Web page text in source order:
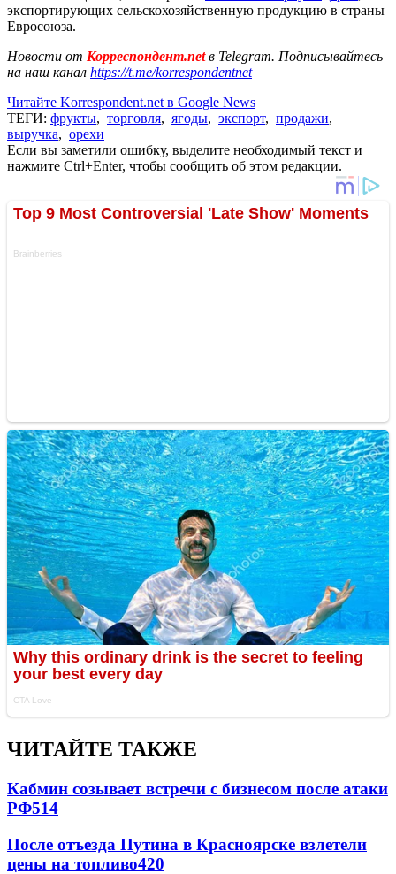
экспортирующих сельскохозяйственную продукцию в страны
Евросоюза.
Новости от Корреспондент.netв Telegram. Подписывайтесь
на наш канал https://t.me/korrespondentnet
Читайте Korrespondent.net в Google News
ТЕГИ: фрукты, торговля, ягоды, экспорт, продажи,
выручка, орехи
Если вы заметили ошибку, выделите необходимый текст и
нажмите Ctrl+Enter, чтобы сообщить об этом редакции.
ЧИТАЙТЕ ТАКЖЕ
Кабмин созывает встречи с бизнесом после атаки
РФ514
После отъезда Путина в Красноярске взлетели
цены на топливо420